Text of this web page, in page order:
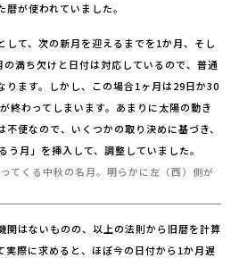
が使われていました。
して、次の新月を迎えるまでを1か月、そし
満ち欠けと日付は対応しているので、普通
ります。しかし、この場合1ヶ月は29日か30
終わってしまいます。あまりに太陽の動き
不便なので、いくつかの取り決めに基づき、
月」を挿入して、調整していました。
関はないものの、以上の法則から旧暦を計算
実際に求めると、ほぼ今の日付から1か月遅